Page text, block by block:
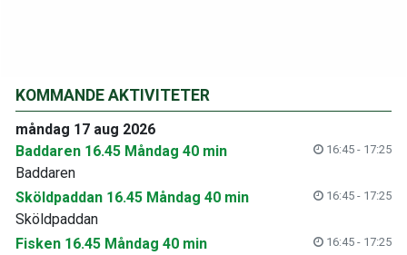
KOMMANDE AKTIVITETER
måndag 17 aug 2026
Baddaren 16.45 Måndag 40 min
16:45 - 17:25
Baddaren
Sköldpaddan 16.45 Måndag 40 min
16:45 - 17:25
Sköldpaddan
Fisken 16.45 Måndag 40 min
16:45 - 17:25